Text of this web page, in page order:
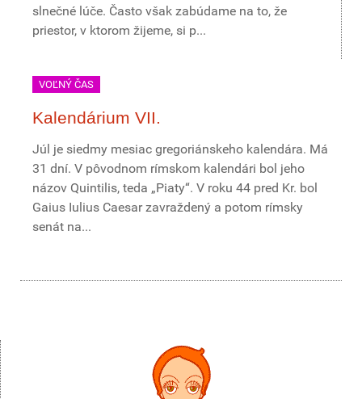
slnečné lúče. Často však zabúdame na to, že
priestor, v ktorom žijeme, si p...
VOĽNÝ ČAS
Kalendárium VII.
Júl je siedmy mesiac gregoriánskeho kalendára. Má
31 dní. V pôvodnom rímskom kalendári bol jeho
názov Quintilis, teda „Piaty“. V roku 44 pred Kr. bol
Gaius Iulius Caesar zavraždený a potom rímsky
senát na...